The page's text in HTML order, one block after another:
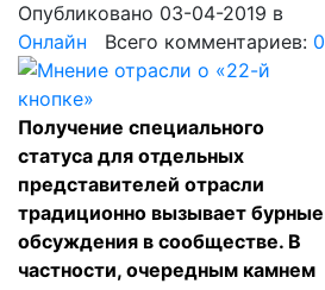
Опубликовано 03-04-2019 в
Онлайн Всего комментариев: 0
Получение специального
статуса для отдельных
представителей отрасли
традиционно вызывает бурные
обсуждения в сообществе. В
частности, очередным камнем